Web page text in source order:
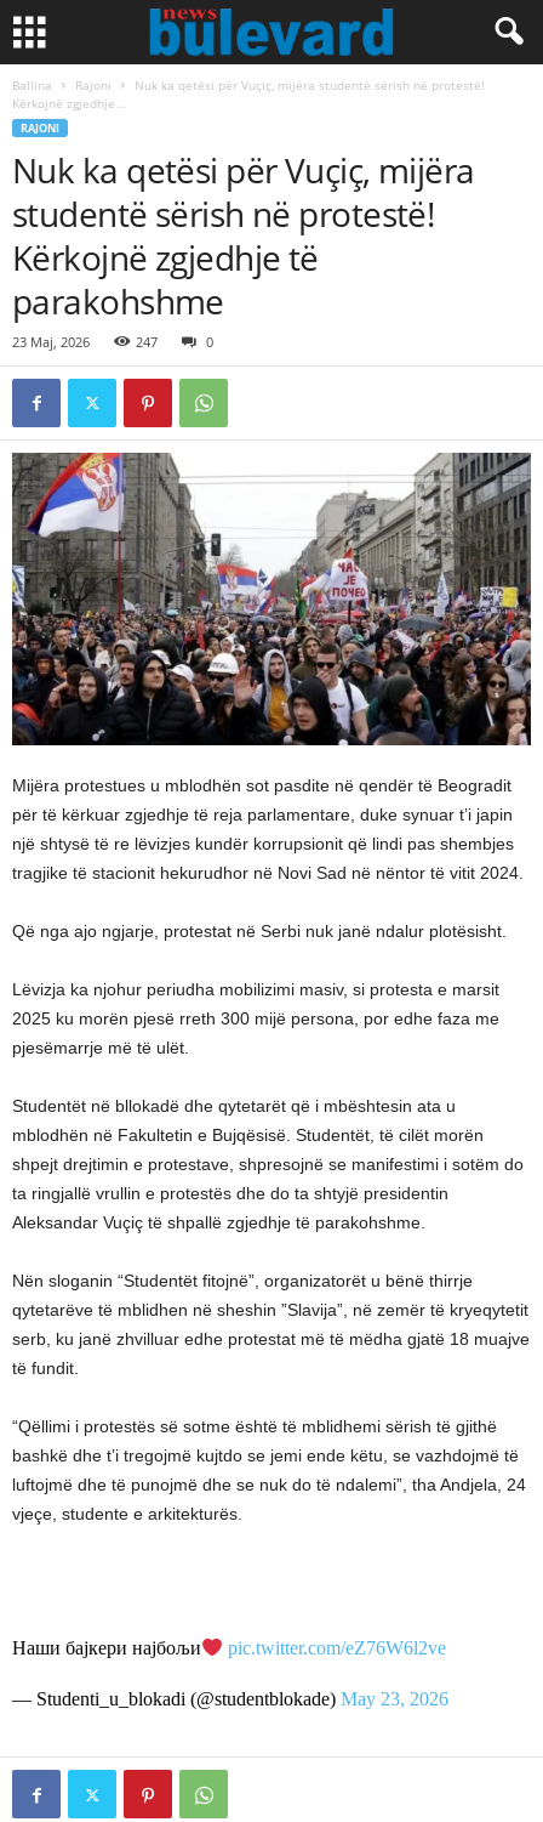
Ballina Rajoni
Nuk ka qetësi për Vuçiç, mijëra studentë sërish në protestë!
Kërkojnë zgjedhje...
RAJONI
Nuk ka qetësi për Vuçiç, mijëra
studentë sërish në protestë!
Kërkojnë zgjedhje të
parakohshme
23 Maj, 2026 247 0
Mijëra protestues u mblodhën sot pasdite në qendër të Beogradit
për të kërkuar zgjedhje të reja parlamentare, duke synuar t’i japin
një shtysë të re lëvizjes kundër korrupsionit që lindi pas shembjes
tragjike të stacionit hekurudhor në Novi Sad në nëntor të vitit 2024.
Që nga ajo ngjarje, protestat në Serbi nuk janë ndalur plotësisht.
Lëvizja ka njohur periudha mobilizimi masiv, si protesta e marsit
2025 ku morën pjesë rreth 300 mijë persona, por edhe faza me
pjesëmarrje më të ulët.
Studentët në bllokadë dhe qytetarët që i mbështesin ata u
mblodhën në Fakultetin e Bujqësisë. Studentët, të cilët morën
shpejt drejtimin e protestave, shpresojnë se manifestimi i sotëm do
ta ringjallë vrullin e protestës dhe do ta shtyjë presidentin
Aleksandar Vuçiç të shpallë zgjedhje të parakohshme.
Nën sloganin “Studentët fitojnë”, organizatorët u bënë thirrje
qytetarëve të mblidhen në sheshin ”Slavija”, në zemër të kryeqytetit
serb, ku janë zhvilluar edhe protestat më të mëdha gjatë 18 muajve
të fundit.
“Qëllimi i protestës së sotme është të mblidhemi sërish të gjithë
bashkë dhe t’i tregojmë kujtdo se jemi ende këtu, se vazhdojmë të
luftojmë dhe të punojmë dhe se nuk do të ndalemi”, tha Andjela, 24
vjeçe, studente e arkitekturës.
Наши бајкери најбољи pic.twitter.com/eZ76W6l2ve
— Studenti_u_blokadi (@studentblokade) May 23, 2026